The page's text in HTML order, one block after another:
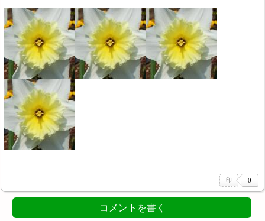
コメントを書く